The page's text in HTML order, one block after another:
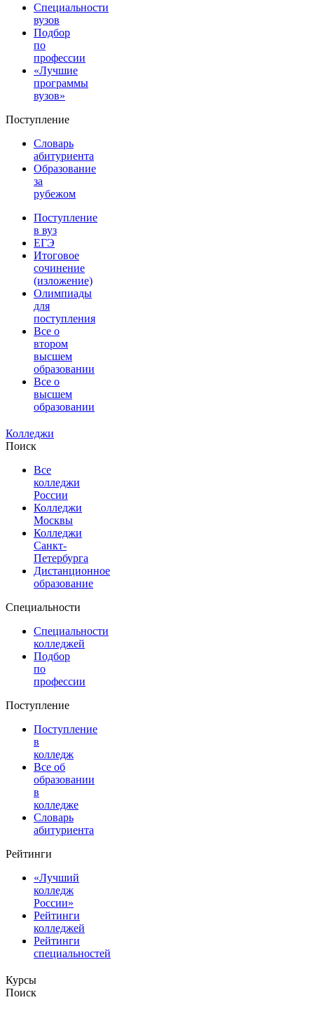
Специальности
вузов
Подбор
по
профессии
«Лучшие
программы
вузов»
Поступление
Словарь
абитуриента
Образование
за
рубежом
Поступление
в вуз
ЕГЭ
Итоговое
сочинение
(изложение)
Олимпиады
для
поступления
Все о
втором
высшем
образовании
Все о
высшем
образовании
Колледжи
Поиск
Все
колледжи
России
Колледжи
Москвы
Колледжи
Санкт-
Петербурга
Дистанционное
образование
Специальности
Специальности
колледжей
Подбор
по
профессии
Поступление
Поступление
в
колледж
Все об
образовании
в
колледже
Словарь
абитуриента
Рейтинги
«Лучший
колледж
России»
Рейтинги
колледжей
Рейтинги
специальностей
Курсы
Поиск